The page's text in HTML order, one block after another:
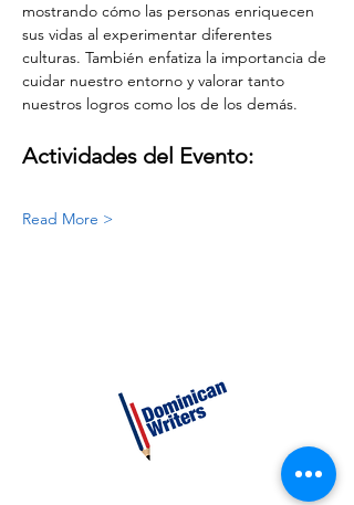
mostrando cómo las personas enriquecen
sus vidas al experimentar diferentes
culturas. También enfatiza la importancia de
cuidar nuestro entorno y valorar tanto
nuestros logros como los de los demás.
Actividades del Evento:
Read More >